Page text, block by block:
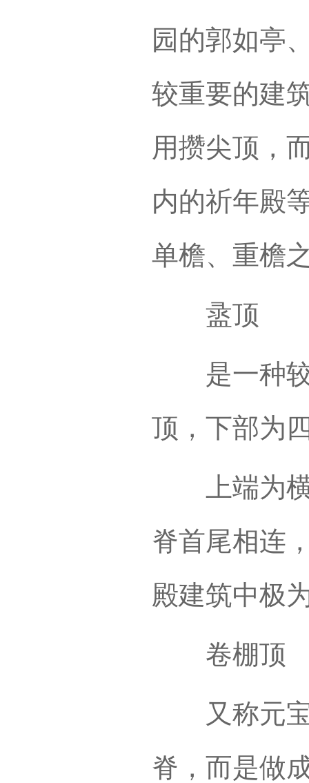
园的郭如亭
较重要的建
用攒尖顶，
内的祈年殿
单檐、重檐
盝顶
是一种较
顶，下部为
上端为横
脊首尾相连
殿建筑中极
卷棚顶
又称元宝
脊，而是做